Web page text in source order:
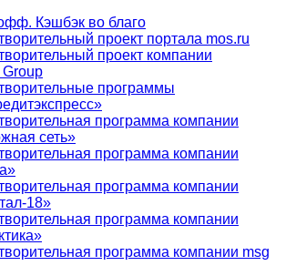
Кэшбэк во благо
проект портала mos.ru
проект компании
Group
программы
программа компании
сеть»
программа компании
программа компании
18»
программа компании
программа компании msg